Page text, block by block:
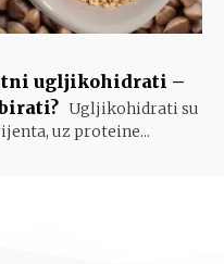
ugljikohidrati –
Ugljikohidrati su
uz proteine...